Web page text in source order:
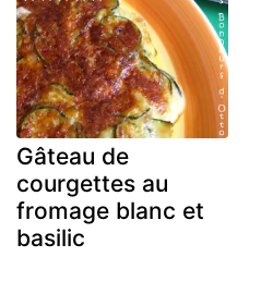
Gâteau de
courgettes au
fromage blanc et
basilic